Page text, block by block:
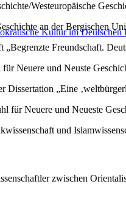
Kultur im Deutschen
Westeuropäische
an der Bergischen
Freundschaft.
Neuere und Neuste
Dissertation „Eine
für Neuere und Neueste
und
zwischen